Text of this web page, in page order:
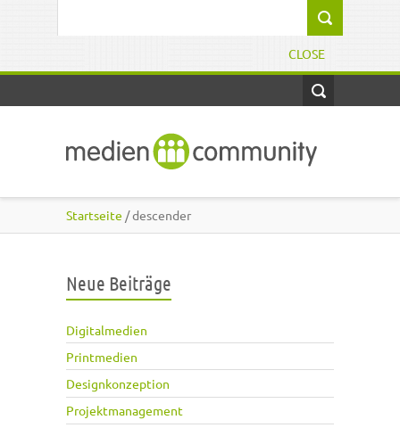
CLOSE
Startseite / descender
Neue Beiträge
Digitalmedien
Printmedien
Designkonzeption
Projektmanagement